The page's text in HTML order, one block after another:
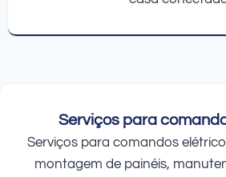
Serviços para
Serviços para comandos
montagem de painéis,